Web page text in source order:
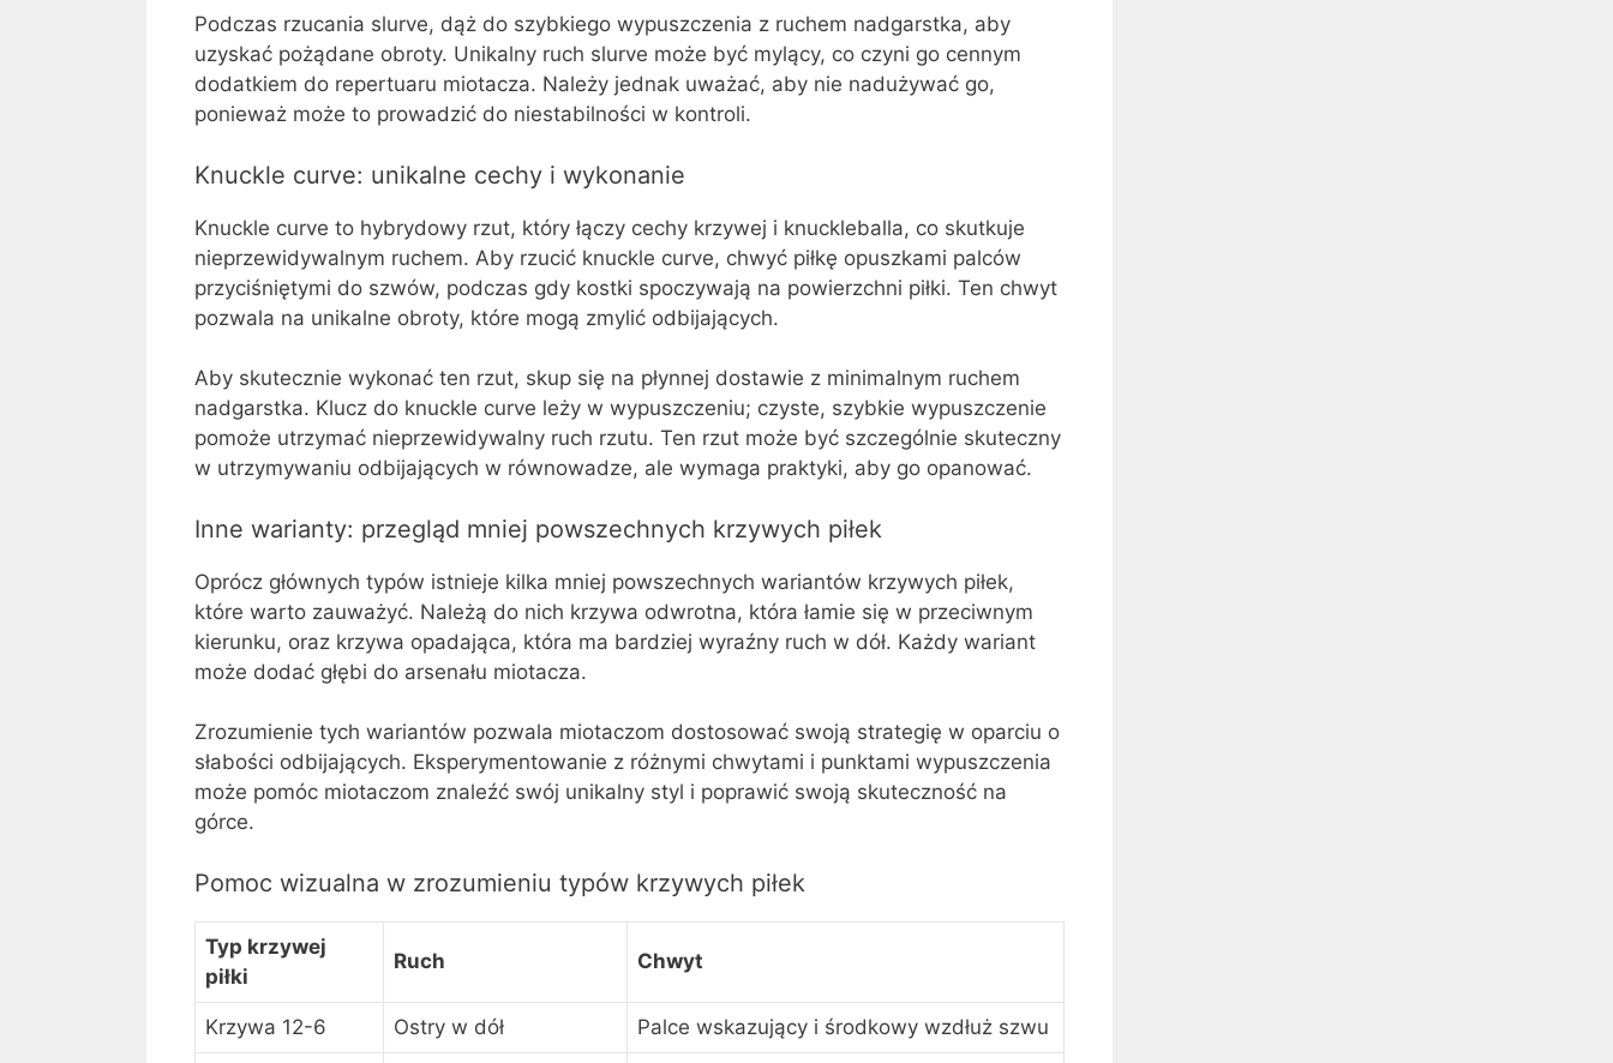
Podczas rzucania slurve, dąż do szybkiego wypuszczenia z ruchem nadgarstka, aby
uzyskać pożądane obroty. Unikalny ruch slurve może być mylący, co czyni go cennym
dodatkiem do repertuaru miotacza. Należy jednak uważać, aby nie nadużywać go,
ponieważ może to prowadzić do niestabilności w kontroli.
Knuckle curve: unikalne cechy i wykonanie
Knuckle curve to hybrydowy rzut, który łączy cechy krzywej i knuckleballa, co skutkuje
nieprzewidywalnym ruchem. Aby rzucić knuckle curve, chwyć piłkę opuszkami palców
przyciśniętymi do szwów, podczas gdy kostki spoczywają na powierzchni piłki. Ten chwyt
pozwala na unikalne obroty, które mogą zmylić odbijających.
Aby skutecznie wykonać ten rzut, skup się na płynnej dostawie z minimalnym ruchem
nadgarstka. Klucz do knuckle curve leży w wypuszczeniu; czyste, szybkie wypuszczenie
pomoże utrzymać nieprzewidywalny ruch rzutu. Ten rzut może być szczególnie skuteczny
w utrzymywaniu odbijających w równowadze, ale wymaga praktyki, aby go opanować.
Inne warianty: przegląd mniej powszechnych krzywych piłek
Oprócz głównych typów istnieje kilka mniej powszechnych wariantów krzywych piłek,
które warto zauważyć. Należą do nich krzywa odwrotna, która łamie się w przeciwnym
kierunku, oraz krzywa opadająca, która ma bardziej wyraźny ruch w dół. Każdy wariant
może dodać głębi do arsenału miotacza.
Zrozumienie tych wariantów pozwala miotaczom dostosować swoją strategię w oparciu o
słabości odbijających. Eksperymentowanie z różnymi chwytami i punktami wypuszczenia
może pomóc miotaczom znaleźć swój unikalny styl i poprawić swoją skuteczność na
górce.
Pomoc wizualna w zrozumieniu typów krzywych piłek
Typ krzywej
piłki
Ruch Chwyt
Krzywa 12-6 Ostry w dół Palce wskazujący i środkowy wzdłuż szwu